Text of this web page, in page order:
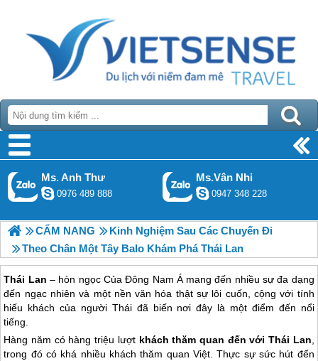
Ms. Anh Thư
0976 489 888
Ms.Vân Nhi
0947 348 228
CẨM NANG
Kinh Nghiệm Sau Các Chuyến Đi
Theo Chân Một Tây Balo Khám Phá Thái Lan
Thái Lan – hòn ngọc Của Đông Nam Á mang đến nhiều sự đa dạng
đến ngạc nhiên và một nền văn hóa thật sự lôi cuốn, cộng với tính
hiếu khách của người Thái đã biến nơi đây là một điểm đến nổi
tiếng.
Hàng năm có hàng triệu lượt khách thăm quan đến với Thái Lan,
trong đó có khá nhiều khách thăm quan Việt. Thực sự sức hút đến